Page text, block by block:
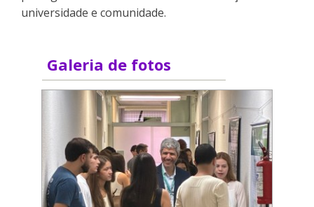
universidade e comunidade.
Galeria de fotos